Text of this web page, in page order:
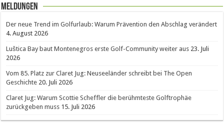
Meldungen
Der neue Trend im Golfurlaub: Warum Prävention den Abschlag verändert
4. August 2026
Luštica Bay baut Montenegros erste Golf-Community weiter aus 23. Juli
2026
Vom 85. Platz zur Claret Jug: Neuseeländer schreibt bei The Open
Geschichte 20. Juli 2026
Claret Jug: Warum Scottie Scheffler die berühmteste Golftrophäe
zurückgeben muss 15. Juli 2026